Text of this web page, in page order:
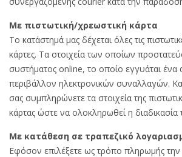
Με πιστωτική/χρεωστική κάρτα
Το κατάστημά μας δέχεται όλες τις
κάρτες. Τα στοιχεία των οποίων
συστήματος online, το οποίο εγγυάται ένα
περιβάλλον ηλεκτρονικών συναλλαγών.
σας συμπληρώνετε τα στοιχεία της
κάρτας ώστε να ολοκληρωθεί η διαδικασία
Με κατάθεση σε τραπεζικό
Εφόσον επιλέξετε ως τρόπο πληρωμής